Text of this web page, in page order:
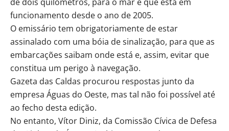
funcionamento desde o ano de 2005.
O emissário tem obrigatoriamente de estar
assinalado com uma bóia de sinalização, para que as
embarcações saibam onde está e, assim, evitar que
constitua um perigo à navegação.
Gazeta das Caldas procurou respostas junto da
empresa Águas do Oeste, mas tal não foi possível até
ao fecho desta edição.
No entanto, Vítor Diniz, da Comissão Cívica de Defesa